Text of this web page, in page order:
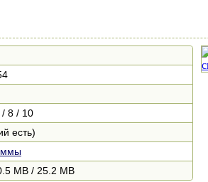
/ 8 / 10
есть)
MB / 25.2 MB